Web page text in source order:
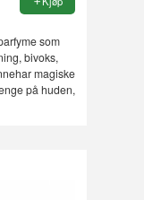
som
bivoks,
magiske
på huden,